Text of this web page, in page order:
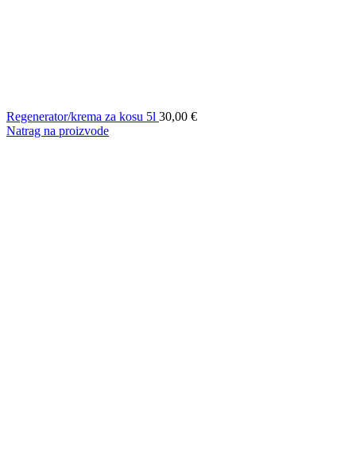
Regenerator/krema za kosu 5l 30,00 €
Natrag na proizvode